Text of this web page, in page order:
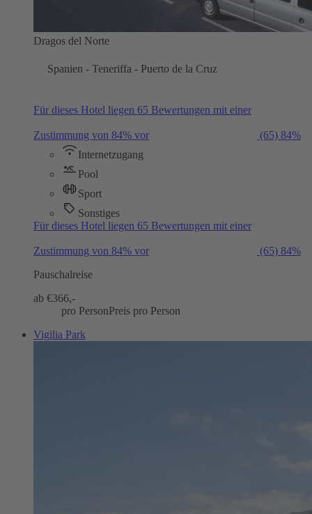
Dragos del Norte
Spanien - Teneriffa - Puerto de la Cruz
Für dieses Hotel liegen 65 Bewertungen mit einer
Zustimmung von 84% vor (65) 84%
Internetzugang
Pool
Sport
Sonstiges
Für dieses Hotel liegen 65 Bewertungen mit einer
Zustimmung von 84% vor (65) 84%
Pauschalreise
ab €366,-
pro PersonPreis pro Person
Vigilia Park